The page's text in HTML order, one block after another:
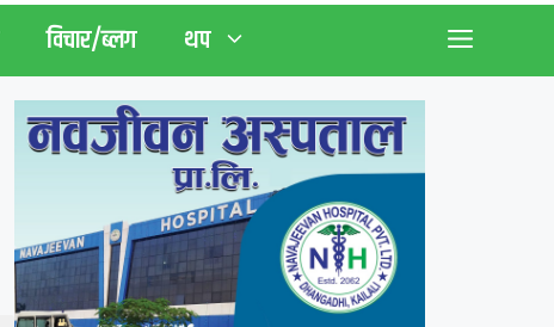
विचार/ब्लग थप